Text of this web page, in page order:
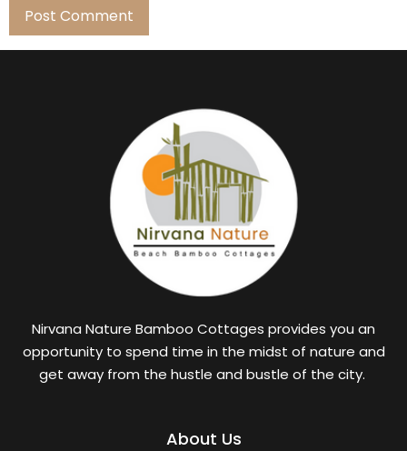
Nirvana Nature Bamboo Cottages provides you an
opportunity to spend time in the midst of nature and
get away from the hustle and bustle of the city.
About Us